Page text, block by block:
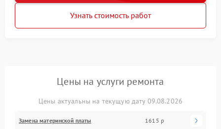
Узнать стоимость работ
Цены на услуги ремонта
Цены актуальны на текущую дату 09.08.2026
Замена материнской платы 1615 р